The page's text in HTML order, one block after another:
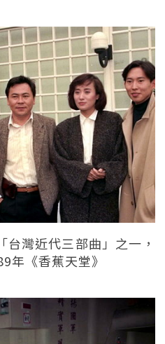
灣近代三部曲」之一，
年《香蕉天堂》